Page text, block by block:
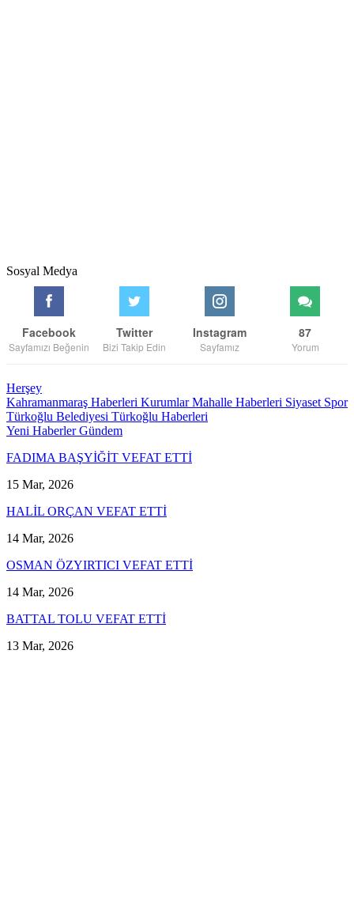
Sosyal Medya
Facebook
Sayfamızı Beğenin
Twitter
Bizi Takip Edin
Instagram
Sayfamız
87
Yorum
Herşey
Kahramanmaraş Haberleri KurumlarMahalle Haberleri Siyaset Spor
Türkoğlu Belediyesi Türkoğlu Haberleri
Yeni HaberlerGündem
FADIMA BAŞYİĞİT VEFAT ETTİ
15 Mar, 2026
HALİL ORÇAN VEFAT ETTİ
14 Mar, 2026
OSMAN ÖZYIRTICI VEFAT ETTİ
14 Mar, 2026
BATTAL TOLU VEFAT ETTİ
13 Mar, 2026